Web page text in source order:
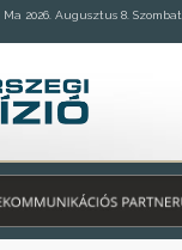
Ma 2026. Augusztus 8. Szombat,